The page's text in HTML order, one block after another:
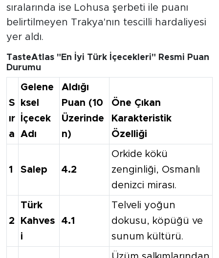
sıralarında ise Lohusa şerbeti ile puanı
belirtilmeyen Trakya'nın tescilli hardaliyesi
yer aldı.
TasteAtlas "En İyi Türk İçecekleri" Resmi Puan
Durumu
S
ır
a
Gelene
ksel
İçecek
Adı
Aldığı
Puan (10
Üzerinde
n)
Öne Çıkan
Karakteristik
Özelliği
1 Salep 4.2
Orkide kökü
zenginliği, Osmanlı
denizci mirası.
2
Türk
Kahves
i
4.1
Telveli yoğun
dokusu, köpüğü ve
sunum kültürü.